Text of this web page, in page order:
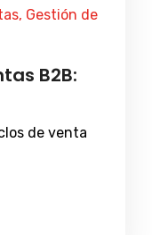
Gestión de
B2B:
de venta